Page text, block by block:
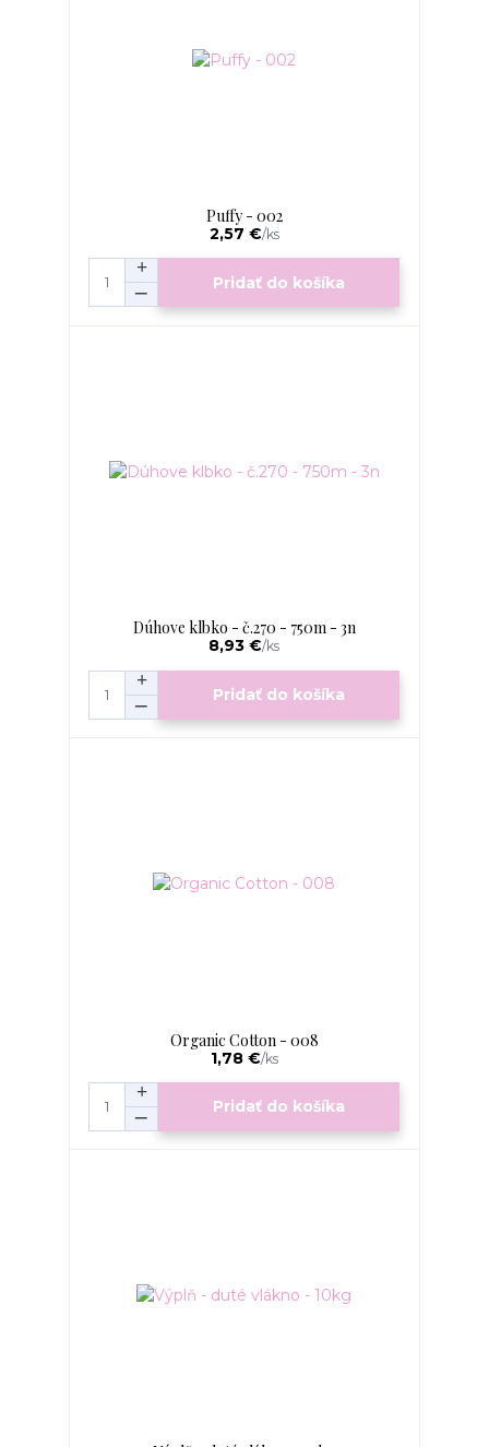
Puffy - 002
2,57 €/ks
Pridať do košíka
Dúhove klbko - č.270 - 750m - 3n
8,93 €/ks
Pridať do košíka
Organic Cotton - 008
1,78 €/ks
Pridať do košíka